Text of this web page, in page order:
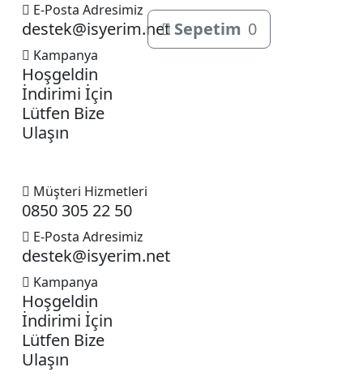
E-Posta Adresimiz
destek@isyerim.net
Kampanya
Hoşgeldin
İndirimi İçin
Lütfen Bize
Ulaşın
Müşteri Hizmetleri
0850 305 22 50
E-Posta Adresimiz
destek@isyerim.net
Kampanya
Hoşgeldin
İndirimi İçin
Lütfen Bize
Ulaşın
Sepetim 0